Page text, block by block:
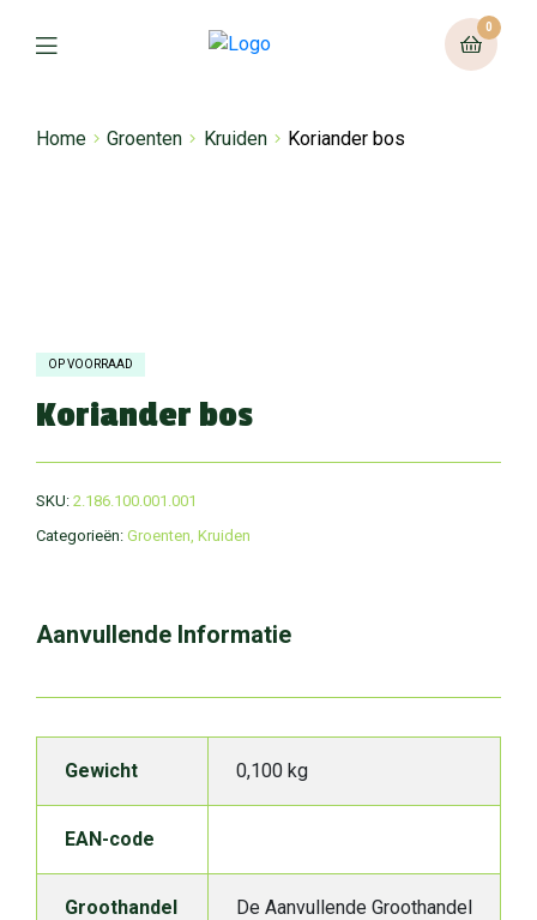
0
Home Groenten Kruiden Koriander bos
OP VOORRAAD
Koriander bos
SKU: 2.186.100.001.001
Categorieën: Groenten Kruiden
Aanvullende Informatie
Gewicht 0,100 kg
EAN-code
Groothandel De Aanvullende Groothandel